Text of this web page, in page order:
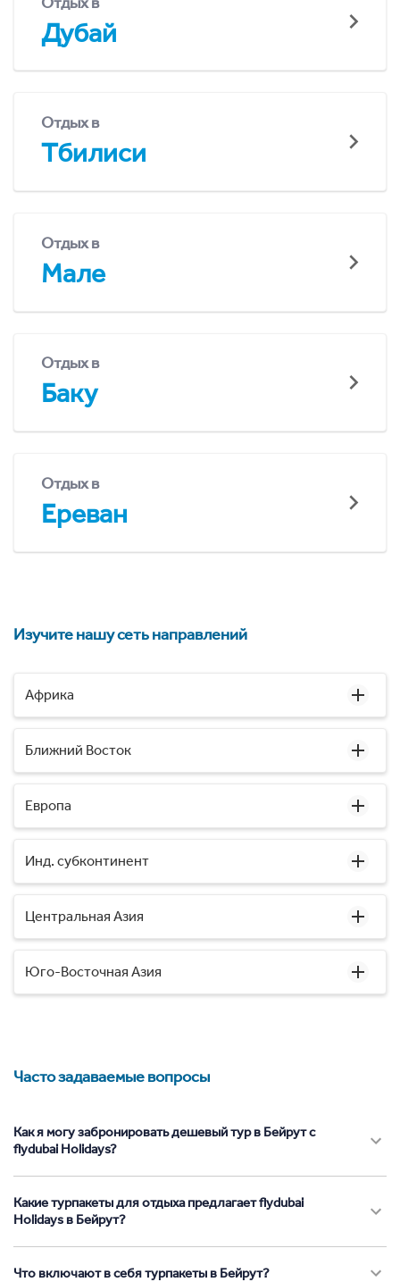
Дубай
Отдых в
Тбилиси
Отдых в
Мале
Отдых в
Баку
Отдых в
Ереван
Изучите нашу сеть направлений
Африка
Ближний Восток
Европа
Инд. субконтинент
Центральная Азия
Юго-Восточная Азия
Часто задаваемые вопросы
Как я могу забронировать дешевый тур в Бейрут с
flydubai Holidays?
Какие турпакеты для отдыха предлагает flydubai
Holidays в Бейрут?
Что включают в себя турпакеты в Бейрут?